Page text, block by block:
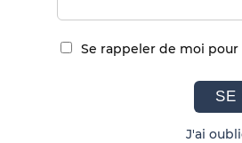
Se rappeler de moi
SE
J'ai